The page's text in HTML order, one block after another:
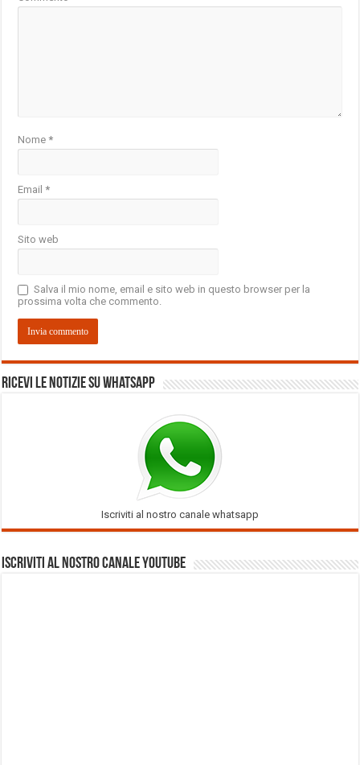
Nome*
Email*
Sito web
Salva il mio nome, email e sito web in questo browser per la
prossima volta che commento.
Ricevi le notizie su Whatsapp
Iscriviti al nostro canale whatsapp
Iscriviti al nostro Canale Youtube